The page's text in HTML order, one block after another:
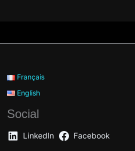
Français
English
Social
LinkedIn Facebook